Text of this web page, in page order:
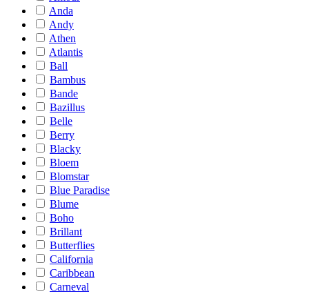
Anda
Andy
Athen
Atlantis
Ball
Bambus
Bande
Bazillus
Belle
Berry
Blacky
Bloem
Blomstar
Blue Paradise
Blume
Boho
Brillant
Butterflies
California
Caribbean
Carneval